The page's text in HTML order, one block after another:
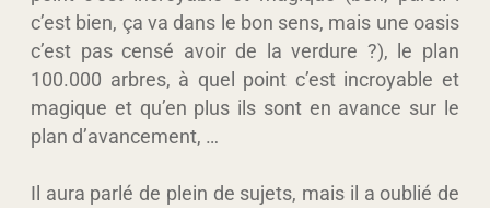
c’est bien, ça va dans le bon sens, mais une oasis
c’est pas censé avoir de la verdure ?), le plan
100.000 arbres, à quel point c’est incroyable et
magique et qu’en plus ils sont en avance sur le
plan d’avancement, …
Il aura parlé de plein de sujets, mais il a oublié de